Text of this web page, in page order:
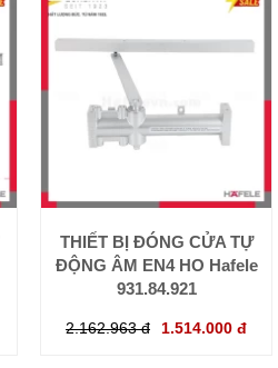
THIẾT BỊ ĐÓNG CỬA TỰ
ĐỘNG ÂM EN4 HO Hafele
931.84.921
2.162.963 đ 1.514.000 đ